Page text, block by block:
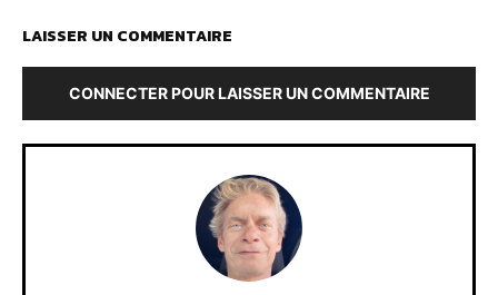
LAISSER UN COMMENTAIRE
CONNECTER POUR LAISSER UN COMMENTAIRE